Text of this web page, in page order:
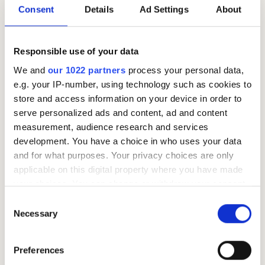
Consent Details Ad Settings About
Responsible use of your data
We and our 1022 partners process your personal data,
e.g. your IP-number, using technology such as cookies to
store and access information on your device in order to
serve personalized ads and content, ad and content
measurement, audience research and services
development. You have a choice in who uses your data
and for what purposes. Your privacy choices are only
applicable on this digital property where you have made
your choices. You can change or withdraw your consent
the Privacy trigger icon.
Collect information about your geographical location
Selection
Necessary
Preferences
går til nedbetaling av gjeld – på den måten vil du
Naudingi straipsniai
Hva er reglene for lønnstrekk og hvordan